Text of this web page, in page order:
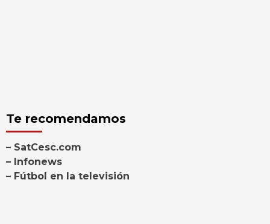
Te recomendamos
– SatCesc.com
– Infonews
– Fútbol en la televisión